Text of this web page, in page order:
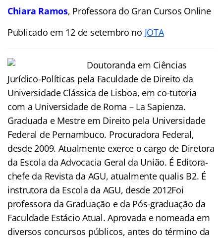
Chiara Ramos, Professora do Gran Cursos Online
Publicado em 12 de setembro no JOTA
Doutoranda em Ciências
Jurídico-Políticas pela Faculdade de Direito da
Universidade Clássica de Lisboa, em co-tutoria
com a Universidade de Roma – La Sapienza.
Graduada e Mestre em Direito pela Universidade
Federal de Pernambuco. Procuradora Federal,
desde 2009. Atualmente exerce o cargo de Diretora
da Escola da Advocacia Geral da União. É Editora-
chefe da Revista da AGU, atualmente qualis B2. É
instrutora da Escola da AGU, desde 2012Foi
professora da Graduação e da Pós-graduação da
Faculdade Estácio Atual. Aprovada e nomeada em
diversos concursos públicos, antes do término da